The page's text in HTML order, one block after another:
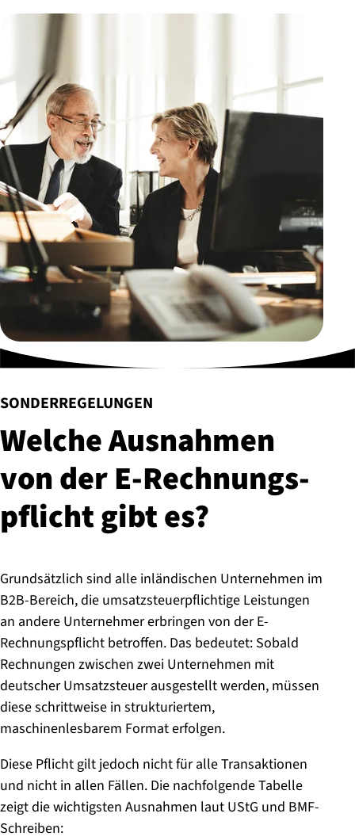
SONDERREGELUNGEN
:
Welche Ausnahmen
von der E-Rech­nungs­
pflicht gibt es?
Grundsätzlich sind alle inländischen Unternehmen im
B2B-Bereich, die umsatzsteuerpflichtige Leistungen
an andere Unternehmer erbringen von der E-
Rechnungspflicht betroffen. Das bedeutet: Sobald
Rechnungen zwischen zwei Unternehmen mit
deutscher Umsatzsteuer ausgestellt werden, müssen
diese schrittweise in strukturiertem,
maschinenlesbarem Format erfolgen.
Diese Pflicht gilt jedoch nicht für alle Transaktionen
und nicht in allen Fällen. Die nachfolgende Tabelle
zeigt die wichtigsten Ausnahmen laut UStG und BMF-
Schreiben: